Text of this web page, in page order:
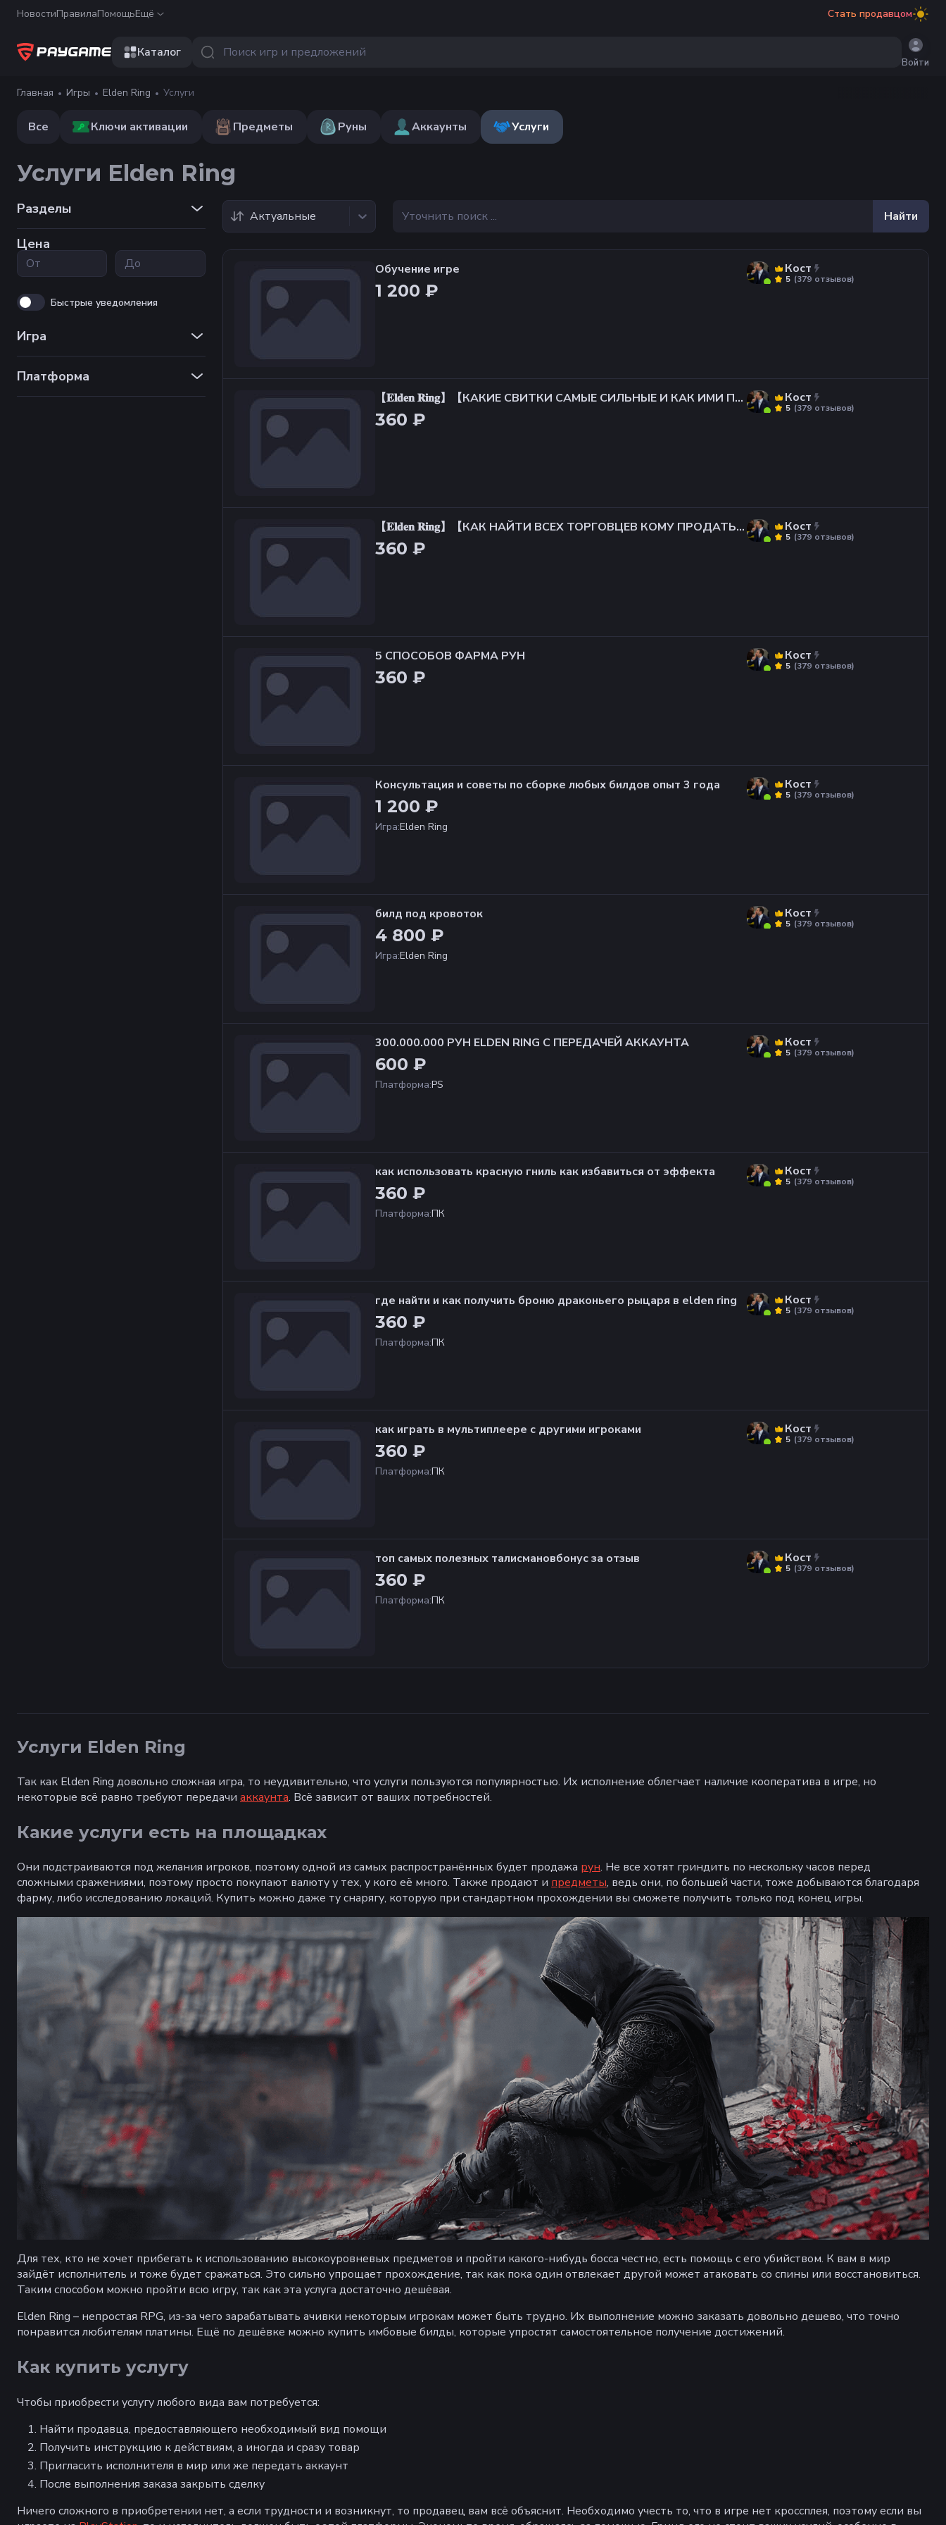
НовостиПравилаПомощьЕщё Стать продавцом
Каталог
Войти
Главная Игры Elden Ring Услуги
Все Ключи активации Предметы Руны Аккаунты Услуги
Услуги Elden Ring
Разделы
Цена
Быстрые уведомления
Игра
Платформа
Актуальные Найти
Обучение игре
1 200 ₽
Кост
(379 отзывов)
5
【𝐄𝐥𝐝𝐞𝐧 𝐑𝐢𝐧𝐠】【КАКИЕ СВИТКИ САМЫЕ СИЛЬНЫЕ И КАК ИМИ ПО
ЛЬЗОВАТЬСЯ】
360 ₽
Кост
(379 отзывов)
5
【𝐄𝐥𝐝𝐞𝐧 𝐑𝐢𝐧𝐠】【КАК НАЙТИ ВСЕХ ТОРГОВЦЕВ КОМУ ПРОДАТЬ В
ЕЩИ】
360 ₽
Кост
(379 отзывов)
5
5 СПОСОБОВ ФАРМА РУН
360 ₽
Кост
(379 отзывов)
5
Консультация и советы по сборке любых билдов опыт 3 года
1 200 ₽
Игра:Elden Ring
Кост
(379 отзывов)
5
билд под кровоток
4 800 ₽
Игра:Elden Ring
Кост
(379 отзывов)
5
300.000.000 РУН ELDEN RING С ПЕРЕДАЧЕЙ АККАУНТА
600 ₽
Платформа:PS
Кост
(379 отзывов)
5
как использовать красную гниль как избавиться от эффекта
360 ₽
Платформа:ПК
Кост
(379 отзывов)
5
где найти и как получить броню драконьего рыцаря в elden ring
360 ₽
Платформа:ПК
Кост
(379 отзывов)
5
как играть в мультиплеере с другими игроками
360 ₽
Платформа:ПК
Кост
(379 отзывов)
5
топ самых полезных талисмановбонус за отзыв
360 ₽
Платформа:ПК
Кост
(379 отзывов)
5
Услуги Elden Ring
Так как Elden Ring довольно сложная игра, то неудивительно, что услуги пользуются популярностью. Их исполнение облегчает наличие кооператива в игре, но
некоторые всё равно требуют передачи аккаунта. Всё зависит от ваших потребностей.
Какие услуги есть на площадках
Они подстраиваются под желания игроков, поэтому одной из самых распространённых будет продажа рун. Не все хотят гриндить по нескольку часов перед
сложными сражениями, поэтому просто покупают валюту у тех, у кого её много. Также продают и предметы, ведь они, по большей части, тоже добываются благодаря
фарму, либо исследованию локаций. Купить можно даже ту снарягу, которую при стандартном прохождении вы сможете получить только под конец игры.
Для тех, кто не хочет прибегать к использованию высокоуровневых предметов и пройти какого-нибудь босса честно, есть помощь с его убийством. К вам в мир
зайдёт исполнитель и тоже будет сражаться. Это сильно упрощает прохождение, так как пока один отвлекает другой может атаковать со спины или восстановиться.
Таким способом можно пройти всю игру, так как эта услуга достаточно дешёвая.
Elden Ring – непростая RPG, из-за чего зарабатывать ачивки некоторым игрокам может быть трудно. Их выполнение можно заказать довольно дешево, что точно
понравится любителям платины. Ещё по дешёвке можно купить имбовые билды, которые упростят самостоятельное получение достижений.
Как купить услугу
Чтобы приобрести услугу любого вида вам потребуется:
Найти продавца, предоставляющего необходимый вид помощи
Получить инструкцию к действиям, а иногда и сразу товар
Пригласить исполнителя в мир или же передать аккаунт
После выполнения заказа закрыть сделку
Ничего сложного в приобретении нет, а если трудности и возникнут, то продавец вам всё объяснит. Необходимо учесть то, что в игре нет кроссплея, поэтому если вы